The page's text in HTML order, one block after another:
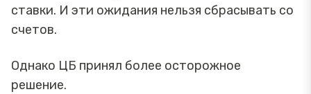
ставки. И эти ожидания нельзя сбрасывать со
счетов.
Однако ЦБ принял более осторожное
решение.